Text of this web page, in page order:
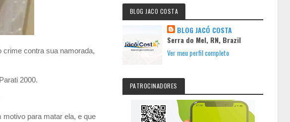
crime contra sua namorada,
2000.
para matar ela, e que
BLOG JACO COSTA
BLOG JACÓ COSTA
Serra do Mel, RN, Brazil
Ver meu perfil completo
PATROCINADORES